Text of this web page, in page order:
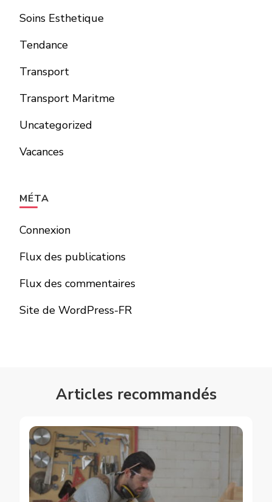
Soins Esthetique
Tendance
Transport
Transport Maritme
Uncategorized
Vacances
MÉTA
Connexion
Flux des publications
Flux des commentaires
Site de WordPress-FR
Articles recommandés